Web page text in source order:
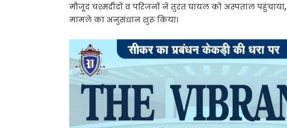
मौजूद चश्मदीदों व परिजनों ने तुरंत घायल को अस्पताल पहुंचाया,
मामले का अनुसंधान शुरू किया।